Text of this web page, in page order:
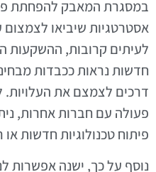
אסטרטגיות שיביאו לצמצום
לעיתים קרובות, ההשקעות
חדשות נראות ככבדות
דרכים לצמצם את
פעולה עם חברות אחרות,
פיתוח טכנולוגיות חדשות
נוסף על כך, ישנה אפשרות